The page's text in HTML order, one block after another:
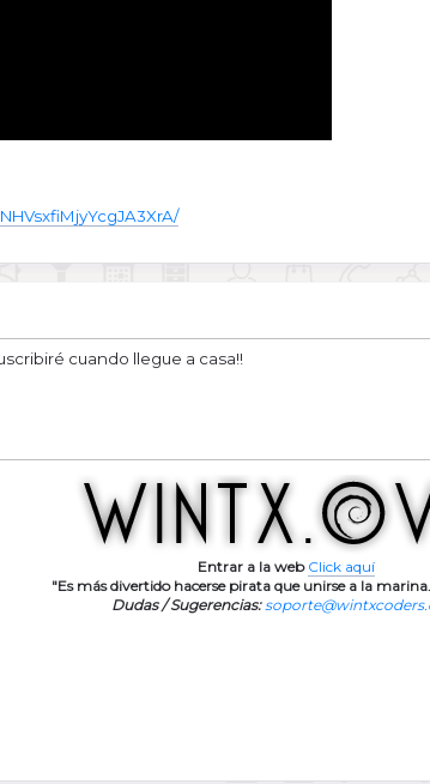
cuando llegue a casa!!
Entrar a la web Click aquí
"Es más divertido hacerse pirata que unirse a la
Dudas / Sugerencias: